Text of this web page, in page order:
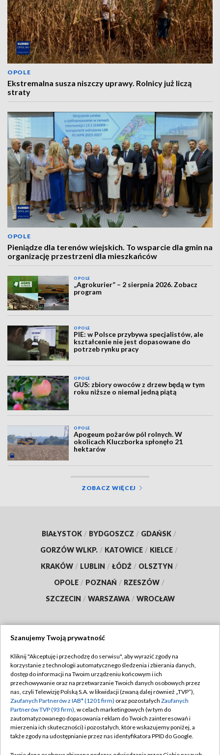
OPOLE
Ekstremalna susza niszczy uprawy. Rolnicy już liczą
straty
OPOLE
Pieniądze dla terenów wiejskich. To wsparcie dla gmin na
organizację przestrzeni dla mieszkańców
OPOLE
„Agrokurier” – 2 sierpnia 2026. Zobacz
program
OPOLE
PIE: w Polsce przybywa specjalistów, ale
kształcenie nie jest dopasowane do
potrzeb rynku pracy
OPOLE
GUS: zbiory owoców z drzew będą w tym
roku niższe o niemal jedną piątą
OPOLE
Apogeum pożarów pól rolnych. W
okolicach Kluczborka spłonęło 21
hektarów
ZOBACZ WIĘCEJ
BIAŁYSTOK / BYDGOSZCZ / GDAŃSK /
GORZÓW WLKP. / KATOWICE / KIELCE /
KRAKÓW / LUBLIN / ŁÓDŹ / OLSZTYN /
OPOLE / POZNAŃ / RZESZÓW /
SZCZECIN / WARSZAWA / WROCŁAW
TVP
Abonament TVP
Emisja w TVP
Centrum informacji TVP
Naziemna Telewizja Cyfrowa
Regulamin TVP
Polityka prywatności
Moje zgody
Pomoc
Szanujemy Twoją prywatność
Kliknij "Akceptuję i przechodzę do serwisu", aby wyrazić zgody na
korzystanie z technologii automatycznego śledzenia i zbierania danych,
dostęp do informacji na Twoim urządzeniu końcowym i ich
przechowywanie oraz na przetwarzanie Twoich danych osobowych przez
nas, czyli Telewizję Polską S.A. w likwidacji (zwaną dalej również „TVP”),
Zaufanych Partnerów z IAB* (1201 firm) oraz pozostałych Zaufanych
Partnerów TVP (93 firm), w celach marketingowych (w tym do
zautomatyzowanego dopasowania reklam do Twoich zainteresowań i
mierzenia ich skuteczności) i pozostałych, które wskazujemy poniżej, a
także zgody na udostępnianie przez nas identyfikatora PPID do Google.